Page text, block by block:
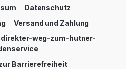
Datenschutz
Versand und Zahlung
weg-zum-hutner-
Barrierefreiheit